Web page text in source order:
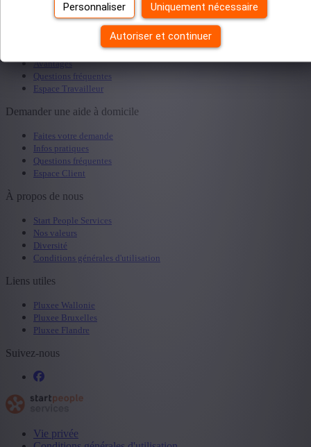
Personnaliser Uniquement nécessaire
Autoriser et continuer
Rechercher
Devenez aide à domicile
Travailler comme aide à domicile
Avantages
Questions fréquentes
Espace Travailleur
Demander une aide à domicile
Faites votre demande
Infos pratiques
Questions fréquentes
Espace Client
À propos de nous
Start People Services
Nos valeurs
Diversité
Conditions générales d'utilisation
Liens utiles
Pluxee Wallonie
Pluxee Bruxelles
Pluxee Flandre
Suivez-nous
Vie privée